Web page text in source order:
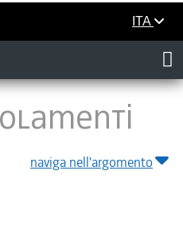
ITA
naviga nell'argomento